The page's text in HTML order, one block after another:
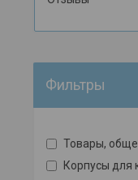
Фильтры
Товары,
Корпусы для